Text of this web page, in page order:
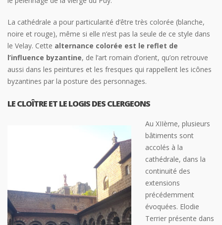
La cathédrale a pour particularité d’être très colorée (blanche,
noire et rouge), même si elle n’est pas la seule de ce style dans
le Velay. Cette alternance colorée est le reflet de
l’influence byzantine, de l’art romain d’orient, qu’on retrouve
aussi dans les peintures et les fresques qui rappellent les icônes
byzantines par la posture des personnages.
LE CLOÎTRE ET LE LOGIS DES CLERGEONS
Au XIIème, plusieurs
bâtiments sont
accolés à la
cathédrale, dans la
continuité des
extensions
précédemment
évoquées. Elodie
Terrier présente dans